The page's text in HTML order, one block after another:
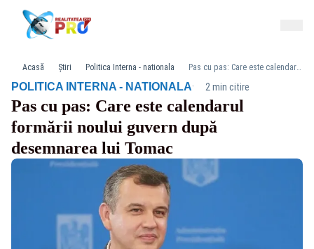
Acasă Știri Politica Interna - nationala Pas cu pas: Care este calendarul formării noului guvern după desemnarea lui Tomac
POLITICA INTERNA - NATIONALA· 2 min citire
Pas cu pas: Care este calendarul
formării noului guvern după
desemnarea lui Tomac